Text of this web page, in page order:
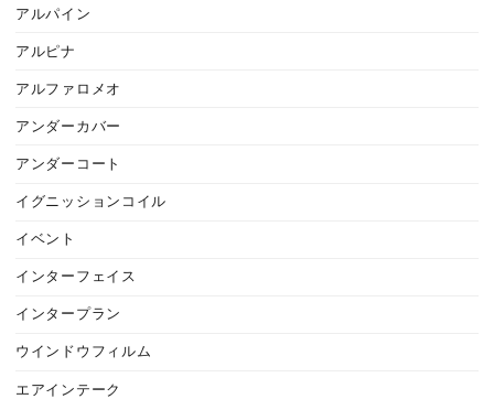
アルパイン
アルピナ
アルファロメオ
アンダーカバー
アンダーコート
イグニッションコイル
イベント
インターフェイス
インタープラン
ウインドウフィルム
エアインテーク